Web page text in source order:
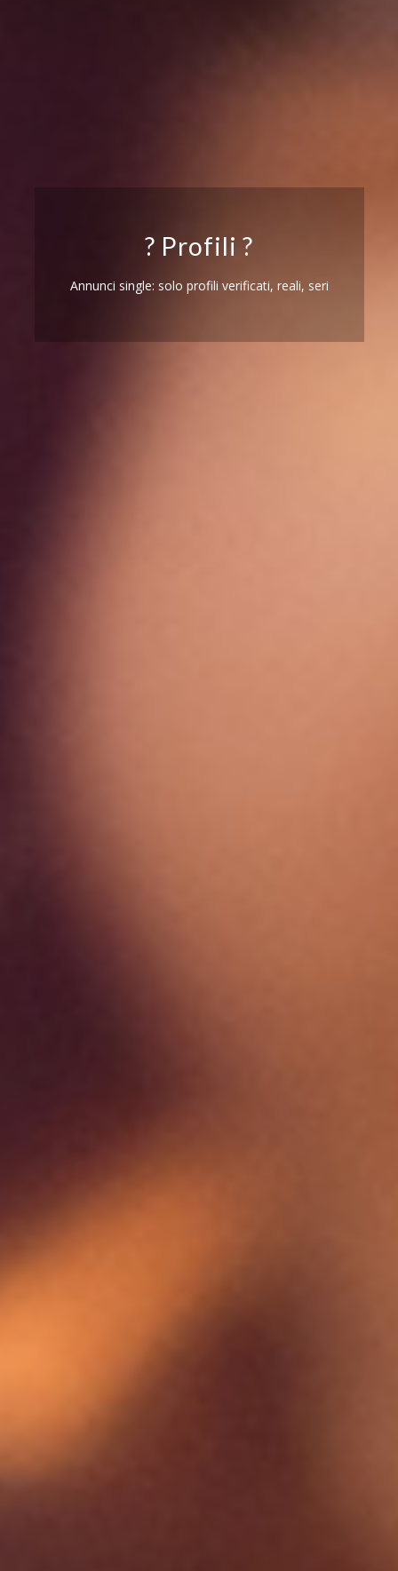
? Profili ?
Annunci single: solo profili verificati, reali, seri